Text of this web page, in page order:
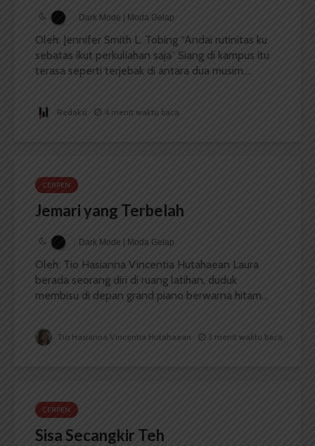
Dark Mode | Moda Gelap
Oleh: Jennifer Smith L. Tobing “Andai rutinitas ku
sebatas ikut perkuliahan saja” Siang di kampus itu
terasa seperti terjebak di antara dua musim....
Redaksi 4 menit waktu baca
CERPEN
Jemari yang Terbelah
Dark Mode | Moda Gelap
Oleh: Tio Hasianna Vincentia Hutahaean Laura
berada seorang diri di ruang latihan, duduk
membisu di depan grand piano berwarna hitam...
Tio Hasianna Vincentia Hutahaean 3 menit waktu baca
CERPEN
Sisa Secangkir Teh